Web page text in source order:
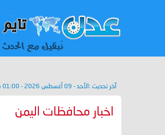
آخر تحديث : الأحد - 09 أغسطس 2026 - 01:00 م
اخبار محافظات اليمن